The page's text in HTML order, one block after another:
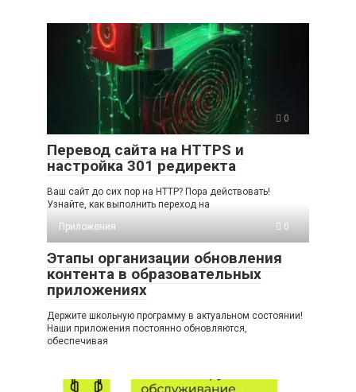
0
Перевод сайта на HTTPS и
настройка 301 редиректа
Ваш сайт до сих пор на HTTP? Пора действовать!
Узнайте, как выполнить переход на
Приложения
0
Этапы организации обновления
контента в образовательных
приложениях
Держите школьную программу в актуальном состоянии!
Наши приложения постоянно обновляются,
обеспечивая